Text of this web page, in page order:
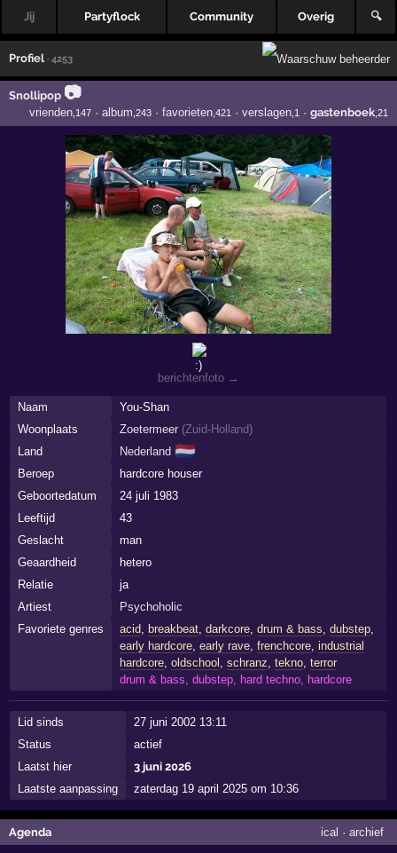
Jij Partyflock Community Overig 🔍
Profiel · 4253
Snollipop 📷
vrienden,147· album ,243· favorieten,421· verslagen,1· gastenboek,21
berichtenfoto →
Naam
You-Shan
Woonplaats
Zoetermeer (Zuid-Holland)
Land
Nederland 🇳🇱
Beroep
hardcore houser
Geboortedatum
24 juli 1983
Leeftijd
43
Geslacht
man
Geaardheid
hetero
Relatie
ja
Artiest
Psychoholic
Favoriete genres
acid breakbeat, darkcore, drum & bass dubstep,
early hardcore, early rave, frenchcore, industrial
hardcore, oldschool schranz tekno, terror
drum & bass, dubstep, hard techno, hardcore
Lid sinds
27 juni 2002 13:11
Status
actief
Laatst hier
3 juni 2026
Laatste aanpassing
zaterdag 19 april 2025 om 10:36
Agenda ical · archief